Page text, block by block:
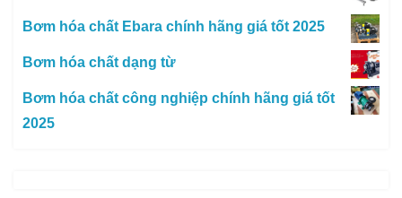
Bơm hóa chất Ebara chính hãng giá tốt 2025
Bơm hóa chất dạng từ
Bơm hóa chất công nghiệp chính hãng giá tốt
2025